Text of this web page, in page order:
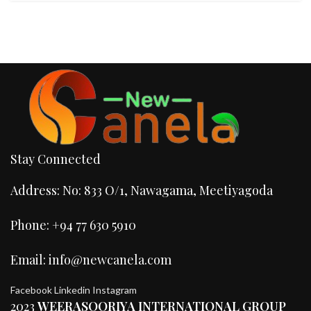
Stay Connected
Address: No: 833 O/1, Nawagama, Meetiyagoda
Phone: +94 77 630 5910
Email: info@newcanela.com
FacebookLinkedin Instagram
2023 WEERASOORIYA INTERNATIONAL GROUP